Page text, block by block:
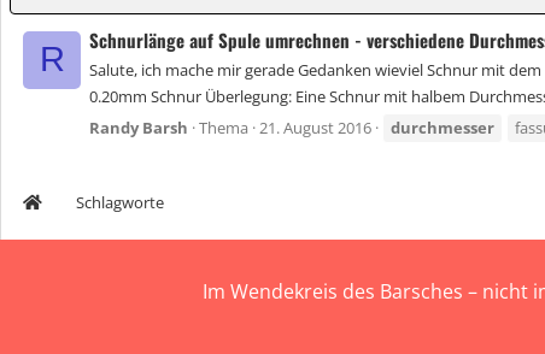
R
Schnurlänge auf Spule umrechnen - verschiedene
Salute, ich mache mir gerade Gedanken wieviel Schnur mit
0.20mm Schnur Überlegung: Eine Schnur mit halbem
Randy Barsh Thema 21. August 2016 durchmesser
Schlagworte
Im Wendekreis des Barsches –